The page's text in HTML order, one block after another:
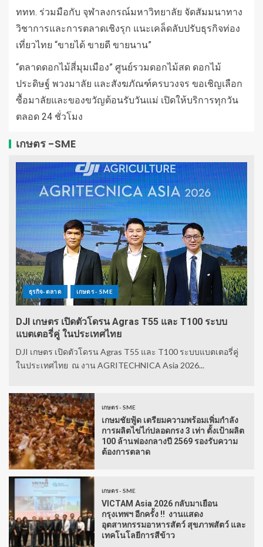
ททท. ร่วมมือกับ จุฬาลงกรณ์มหาวิทยาลัย จัดสัมมนาทาง
วิชาการและการตลาดเชิงรุก แนะเคล็ดลับปรับธุรกิจท่อง
เที่ยวไทย “ขายได้ ขายดี ขายนาน”
“ตลาดดอกไม้สี่มุมเมือง” ศูนย์รวมดอกไม้สด ดอกไม้
ประดิษฐ์ พวงมาลัย และสังฆภัณฑ์ครบวงจร ขอเชิญเลือก
ซื้อมาลัยและของขวัญต้อนรับวันแม่ เปิดให้บริการทุกวัน
ตลอด 24 ชั่วโมง
เกษตร -SME
ธุรกิจ-ตลาด เกษตร - SME
DJI เกษตร เปิดตัวโดรน Agras T55 และ T100 ระบบ
แบตเตอรี่คู่ ในประเทศไทย
DJI เกษตร เปิดตัวโดรน Agras T55 และ T100 ระบบแบตเตอรี่คู่
ในประเทศไทย ณ งาน AGRITECHNICA Asia 2026...
เกษตร - SME
เกษมชัยฟู้ด เตรียมความพร้อมเพิ่มกำลัง
การผลิตไข่ไก่ปลอดกรง 3 เท่า ตั้งเป้าผลิต
100 ล้านฟองกลางปี 2569 รองรับความ
ต้องการตลาด
เกษตร - SME
VICTAM Asia 2026 กลับมาเยือน
กรุงเทพฯ อีกครั้ง !! งานแสดง
อุตสาหกรรมอาหารสัตว์ สุขภาพสัตว์ และ
เทคโนโลยีการสีข้าว